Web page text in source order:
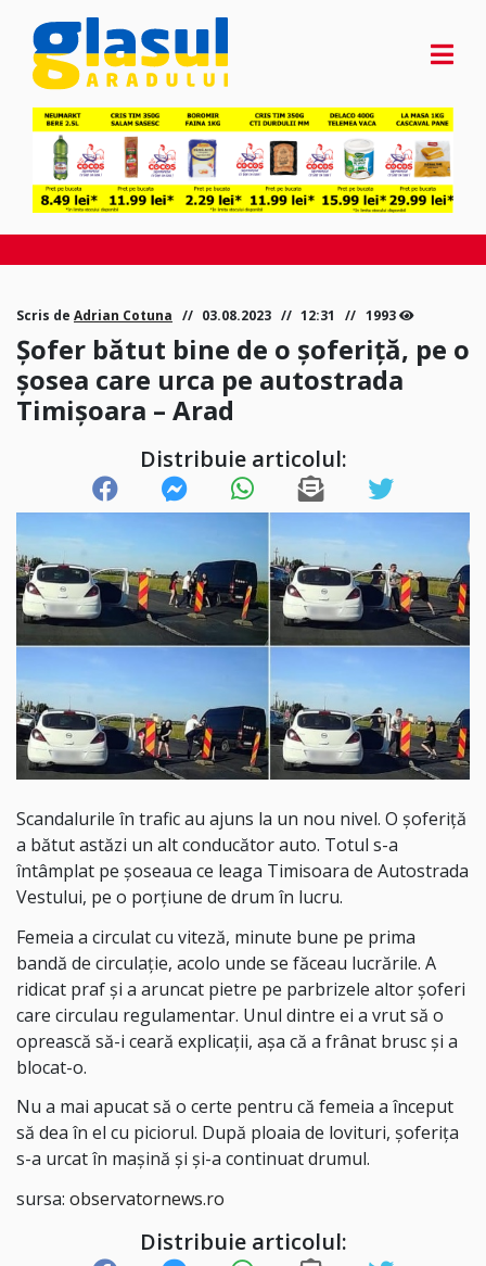
Scris de Adrian Cotuna 03.08.2023 12:31 1993
Șofer bătut bine de o șoferiță, pe o
șosea care urca pe autostrada
Timișoara – Arad
Distribuie articolul:
Scandalurile în trafic au ajuns la un nou nivel. O şoferiţă
a bătut astăzi un alt conducător auto. Totul s-a
întâmplat pe şoseaua ce leaga Timisoara de Autostrada
Vestului, pe o porţiune de drum în lucru.
Femeia a circulat cu viteză, minute bune pe prima
bandă de circulaţie, acolo unde se făceau lucrările. A
ridicat praf şi a aruncat pietre pe parbrizele altor şoferi
care circulau regulamentar. Unul dintre ei a vrut să o
oprească să-i ceară explicaţii, aşa că a frânat brusc şi a
blocat-o.
Nu a mai apucat să o certe pentru că femeia a început
să dea în el cu piciorul. După ploaia de lovituri, şoferiţa
s-a urcat în maşină şi şi-a continuat drumul.
sursa: observatornews.ro
Distribuie articolul: